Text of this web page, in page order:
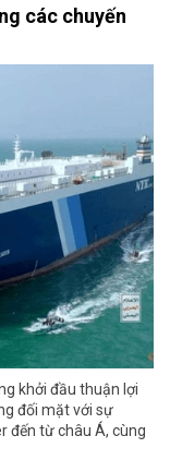
các chuyến
khởi đầu thuận lợi
đối mặt với sự
đến từ châu Á, cùng